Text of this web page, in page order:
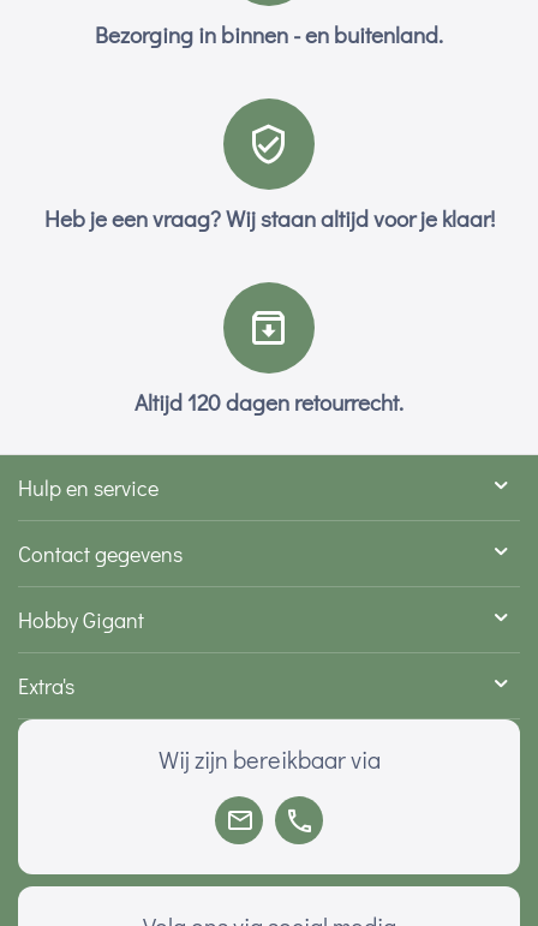
Bezorging in binnen - en buitenland.
Heb je een vraag? Wij staan altijd voor je klaar!
Altijd 120 dagen retourrecht.
Hulp en service
Contact gegevens
Hobby Gigant
Extra's
Wij zijn bereikbaar via